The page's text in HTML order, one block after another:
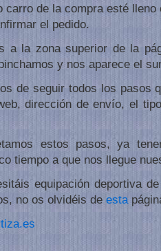
carro de la compra esté
el pedido.
a la zona superior de la
y nos aparece el
de seguir todos los pasos
dirección de envío, el
estos pasos, ya
tiempo a que nos llegue
equipación deportiva
no os olvidéis de esta